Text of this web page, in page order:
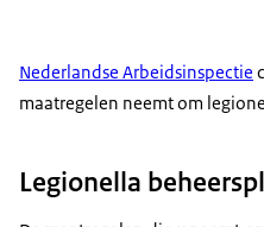
Nederlandse Arbeidsinspectie
maatregelen neemt om
Legionella